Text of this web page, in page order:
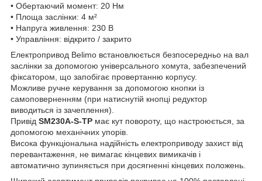
• Обертаючий момент: 20 Нм
• Площа заслінки: 4 м²
• Напруга живлення: 230 В
• Управління: відкрито / закрито
Електропривод Belimo встановлюється безпосередньо на вал
заслінки за допомогою універсального хомута, забезпечений
фіксатором, що запобігає провертанню корпусу.
Можливе ручне керування за допомогою кнопки із
самоповерненням (при натиснутій кнопці редуктор
виводиться із зачеплення).
Привід SM230A-S-TP має кут повороту, що настроюється, за
допомогою механічних упорів.
Висока функціональна надійність електроприводу захист від
перевантаження, не вимагає кінцевих вимикачів і
автоматично зупиняється при досягненні кінцевих положень.